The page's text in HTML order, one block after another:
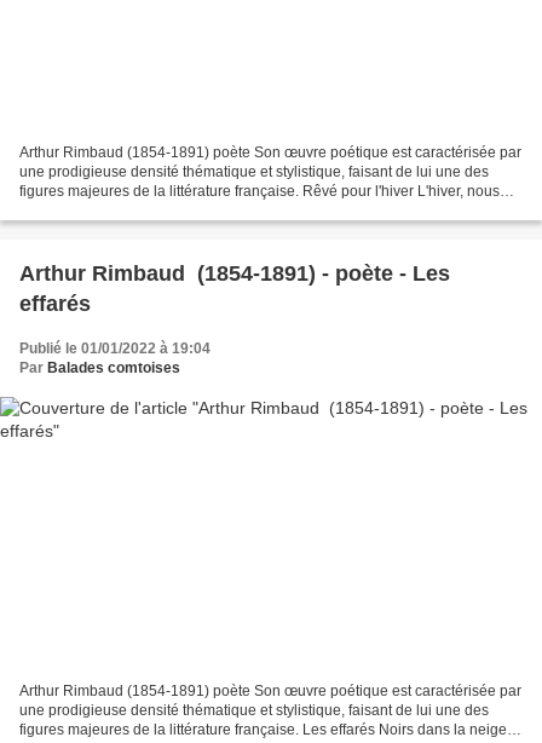
Arthur Rimbaud (1854-1891) poète Son œuvre poétique est caractérisée par
une prodigieuse densité thématique et stylistique, faisant de lui une des
figures majeures de la littérature française. Rêvé pour l'hiver L'hiver, nous
Arthur Rimbaud (1854-1891) - poète - Les
effarés
Publié le 01/01/2022 à 19:04
Par Balades comtoises
Arthur Rimbaud (1854-1891) poète Son œuvre poétique est caractérisée par
une prodigieuse densité thématique et stylistique, faisant de lui une des
figures majeures de la littérature française. Les effarés Noirs dans la neige et